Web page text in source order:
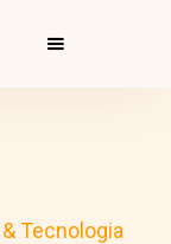
Tecnologia